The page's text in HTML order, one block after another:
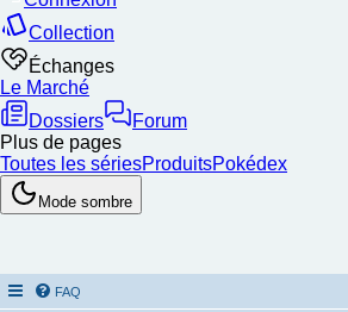
FAQ